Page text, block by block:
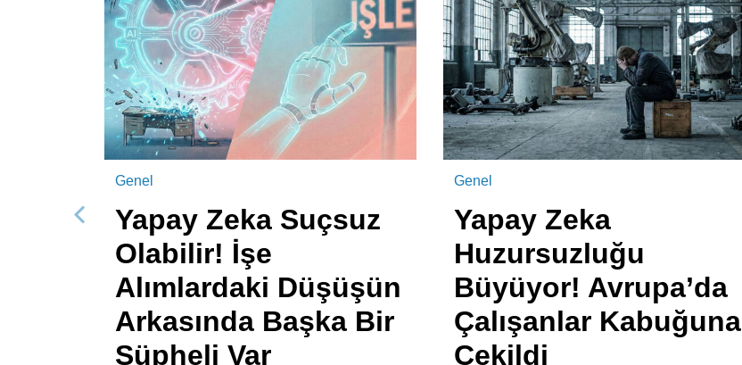
Genel
Yapay Zeka Suçsuz
Olabilir! İşe
Alımlardaki Düşüşün
Arkasında Başka Bir
Şüpheli Var
Genel
Yapay Zeka
Huzursuzluğu
Büyüyor! Avrupa’da
Çalışanlar Kabuğuna
Çekildi
Önceki